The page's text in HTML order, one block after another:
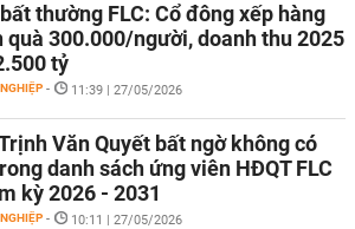
thường FLC: Cổ đông xếp hàng
quà 300.000/người, doanh thu 2025
tỷ
- 11:39 | 27/05/2026
Văn Quyết bất ngờ không có
danh sách ứng viên HĐQT FLC
kỳ 2026 - 2031
- 10:11 | 27/05/2026